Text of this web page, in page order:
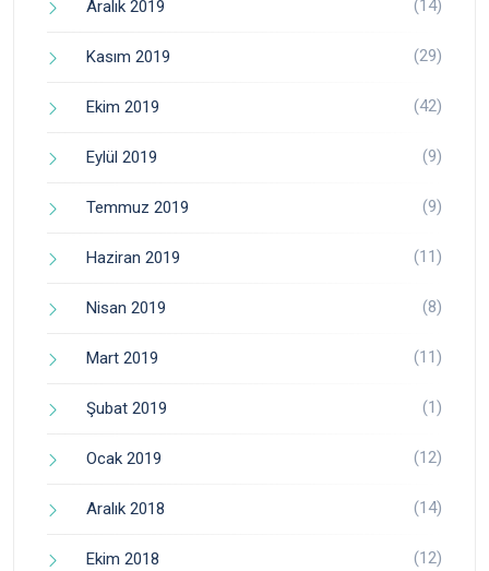
Aralık 2019 (14)
Kasım 2019 (29)
Ekim 2019 (42)
Eylül 2019 (9)
Temmuz 2019 (9)
Haziran 2019 (11)
Nisan 2019 (8)
Mart 2019 (11)
Şubat 2019 (1)
Ocak 2019 (12)
Aralık 2018 (14)
Ekim 2018 (12)